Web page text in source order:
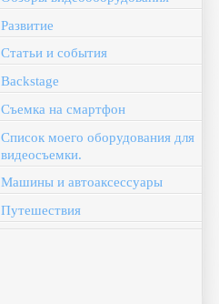
Развитие
Статьи и события
Backstage
Съемка на смартфон
Список моего оборудования для
видеосъемки.
Машины и автоаксессуары
Путешествия